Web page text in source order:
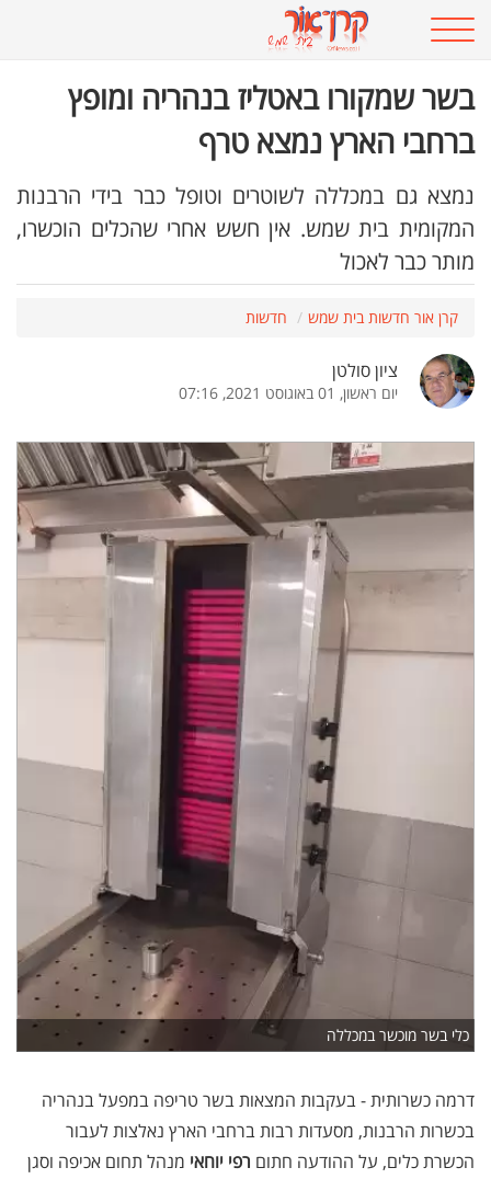
בשר שמקורו באטליז בנהריה ומופץ
ברחבי הארץ נמצא טרף
נמצא גם במכללה לשוטרים וטופל כבר בידי הרבנות
המקומית בית שמש. אין חשש אחרי שהכלים הוכשרו,
מותר כבר לאכול
קרן אור חדשות בית שמש חדשות
ציון סולטן
יום ראשון, 01 באוגוסט 2021, 07:16
כלי בשר מוכשר במכללה
דרמה כשרותית - בעקבות המצאות בשר טריפה במפעל בנהריה
בכשרות הרבנות, מסעדות רבות ברחבי הארץ נאלצות לעבור
הכשרת כלים, על ההודעה חתום רפי יוחאי מנהל תחום אכיפה וסגן